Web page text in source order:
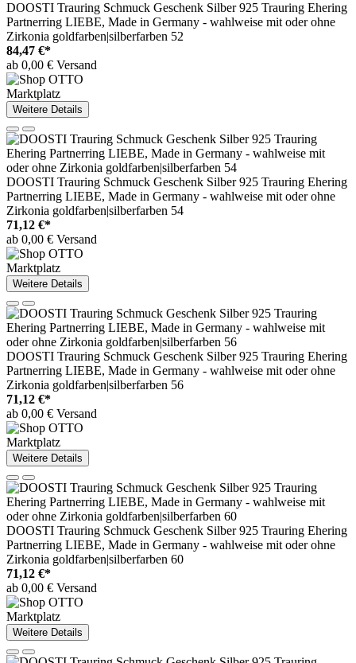
DOOSTI Trauring Schmuck Geschenk Silber 925 Trauring Ehering
Partnerring LIEBE, Made in Germany - wahlweise mit oder ohne
Zirkonia goldfarben|silberfarben 52
84,47 €*
ab 0,00 € Versand
Marktplatz
Weitere Details
DOOSTI Trauring Schmuck Geschenk Silber 925 Trauring Ehering
Partnerring LIEBE, Made in Germany - wahlweise mit oder ohne
Zirkonia goldfarben|silberfarben 54
71,12 €*
ab 0,00 € Versand
Marktplatz
Weitere Details
DOOSTI Trauring Schmuck Geschenk Silber 925 Trauring Ehering
Partnerring LIEBE, Made in Germany - wahlweise mit oder ohne
Zirkonia goldfarben|silberfarben 56
71,12 €*
ab 0,00 € Versand
Marktplatz
Weitere Details
DOOSTI Trauring Schmuck Geschenk Silber 925 Trauring Ehering
Partnerring LIEBE, Made in Germany - wahlweise mit oder ohne
Zirkonia goldfarben|silberfarben 60
71,12 €*
ab 0,00 € Versand
Marktplatz
Weitere Details